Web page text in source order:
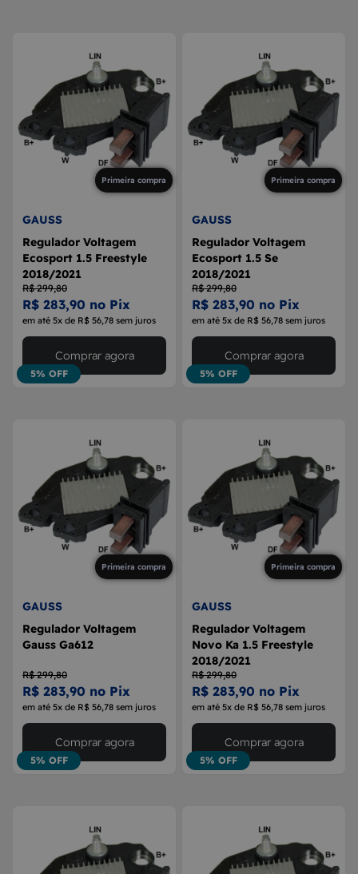
MÁQUINA DE VIDRO
Primeira compra
GAUSS
Regulador Voltagem
Ecosport 1.5 Freestyle
2018/2021
R$ 299,80
R$ 283,90 no Pix
em até 5x de R$ 56,78 sem juros
5% OFF
Comprar agora
Primeira compra
GAUSS
Regulador Voltagem
Ecosport 1.5 Se
2018/2021
R$ 299,80
R$ 283,90 no Pix
em até 5x de R$ 56,78 sem juros
5% OFF
Comprar agora
Primeira compra
GAUSS
Regulador Voltagem
Gauss Ga612
R$ 299,80
R$ 283,90 no Pix
em até 5x de R$ 56,78 sem juros
5% OFF
Comprar agora
Primeira compra
GAUSS
Regulador Voltagem
Novo Ka 1.5 Freestyle
2018/2021
R$ 299,80
R$ 283,90 no Pix
em até 5x de R$ 56,78 sem juros
5% OFF
Comprar agora